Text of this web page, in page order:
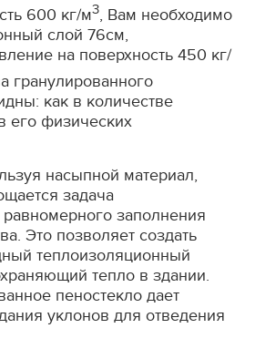
600 кг/м3, Вам необходимо
слой 76см,
на поверхность 450 кг/
гранулированного
как в количестве
его физических
насыпной материал,
задача
заполнения
Это позволяет создать
теплоизоляционный
тепло в здании.
пеностекло дает
уклонов для отведения